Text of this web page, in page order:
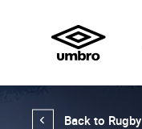
Back to Rugby